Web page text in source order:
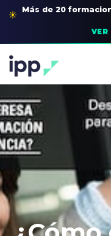
☀ Más de 20
VER